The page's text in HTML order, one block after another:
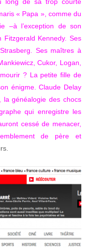
long de sa trop courte
« Papa », comme du
–à l’exception de son
Kennedy. Ses
Ses maîtres à
Cukor, Logan,
? La petite fille de
énigme. Claude Delay
la généalogie des chocs
qui enregistre les
cessé de menacer,
de père et